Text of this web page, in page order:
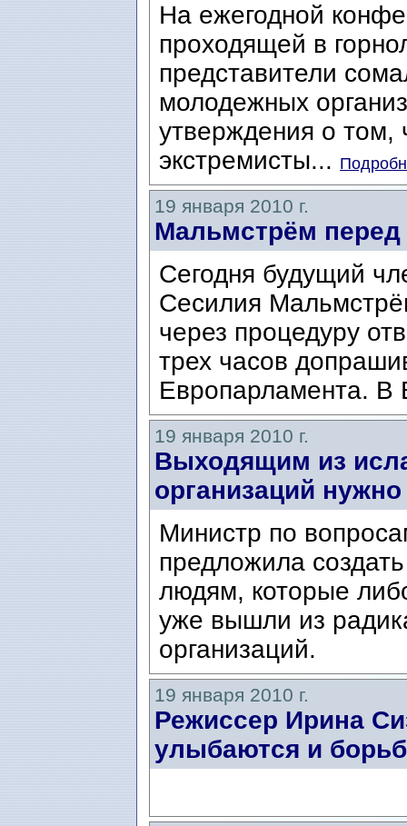
На ежегодной
проходящей в
представители
молодежных
утверждения о том,
экстремисты...
19 января 2010 г.
Мальмстрём
Сегодня будущий
Сесилия
через процедуру
трех часов
Европарламента. В
19 января 2010 г.
Выходящим из
организаций
Министр по
предложила
людям, которые
уже вышли из
организаций.
19 января 2010 г.
Режиссер Ирина
улыбаются и